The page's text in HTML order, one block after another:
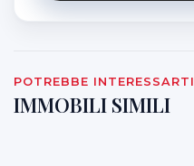
POTREBBE
IMMOBILI SIMILI